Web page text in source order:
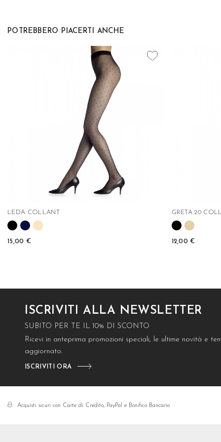
POTREBBERO PIACERTI ANCHE
LEDA COLLANT
15,00 €
favorite_border
GRETA 20
12,00 €
ISCRIVITI ALLA NEWSLETTER
SUBITO PER TE IL 10% DI SCONTO
Ricevi in anteprima promozioni speciali, le ultime novità e
aggiornato.
ISCRIVITI ORA
Acquisti sicuri con Carte di Credito, PayPal e Bonifico Bancario